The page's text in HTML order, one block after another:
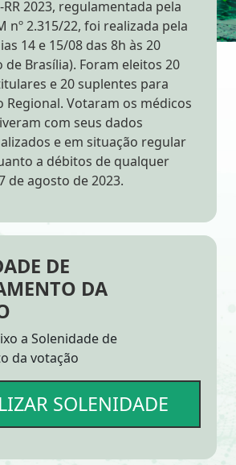
RR 2023, regulamentada pela
nº 2.315/22, foi realizada pela
14 e 15/08 das 8h às 20
Brasília). Foram eleitos 20
e 20 suplentes para
Regional. Votaram os médicos
com seus dados
e em situação regular
a débitos de qualquer
de agosto de 2023.
DE
DA
a Solenidade de
da votação
SOLENIDADE